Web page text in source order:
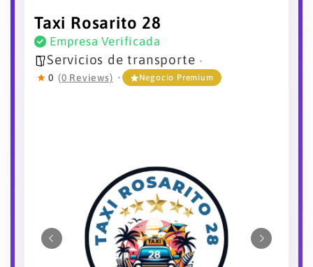
Taxi Rosarito 28
Empresa Verificada
Servicios de transporte
0 (0 Reviews) Negocio Premium